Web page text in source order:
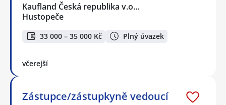
Kaufland Česká republika v.o…
Hustopeče
33 000 – 35 000 Kč Plný úvazek
včerejší
Zástupce/zástupkyně vedoucí